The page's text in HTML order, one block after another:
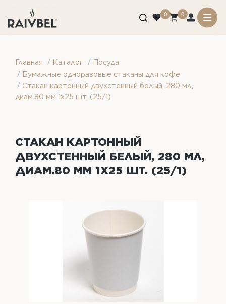
0 0
Главная / Каталог / Посуда
/ Бумажные одноразовые стаканы для кофе
/ Стакан картонный двухстенный белый, 280 мл,
диам.80 мм 1х25 шт. (25/1)
СТАКАН КАРТОННЫЙ
ДВУХСТЕННЫЙ БЕЛЫЙ, 280 МЛ,
ДИАМ.80 ММ 1Х25 ШТ. (25/1)